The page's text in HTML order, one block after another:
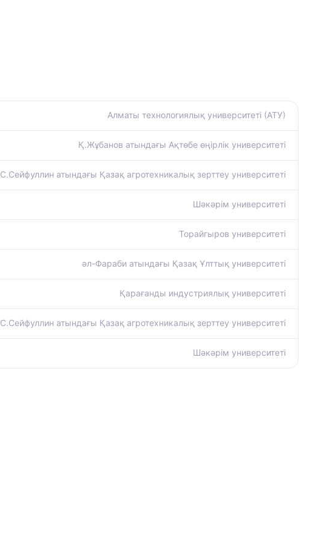
Алматы технологиялық университеті (АТУ)
Қ.Жұбанов атындағы Ақтөбе өңірлік университеті
С.Сейфуллин атындағы Қазақ агротехникалық зерттеу университеті
Шәкәрім университеті
Торайгыров университеті
әл-Фараби атындағы Қазақ Ұлттық университеті
Қарағанды индустриялық университеті
С.Сейфуллин атындағы Қазақ агротехникалық зерттеу университеті
Шәкәрім университеті